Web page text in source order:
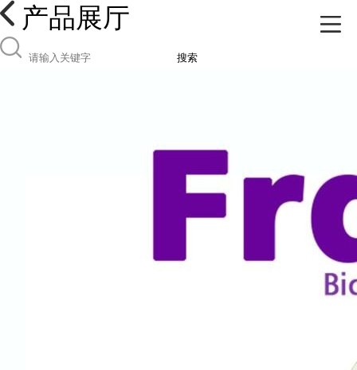
产品展厅
搜索